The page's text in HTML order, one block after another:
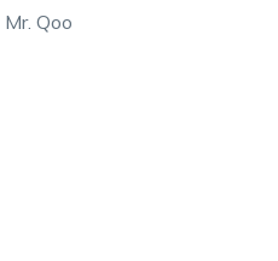
Mr. Qoo